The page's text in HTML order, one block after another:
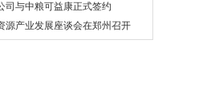
司与中粮可益康正式签约
源产业发展座谈会在郑州召开